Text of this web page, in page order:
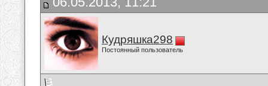
Кудряшка298
Постоянный пользователь